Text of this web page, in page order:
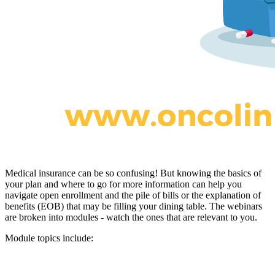
Medical insurance can be so confusing! But knowing the basics of
your plan and where to go for more information can help you
navigate open enrollment and the pile of bills or the explanation of
benefits (EOB) that may be filling your dining table. The webinars
are broken into modules - watch the ones that are relevant to you.
Module topics include: